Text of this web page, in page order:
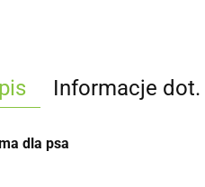
Informacje
dla psa